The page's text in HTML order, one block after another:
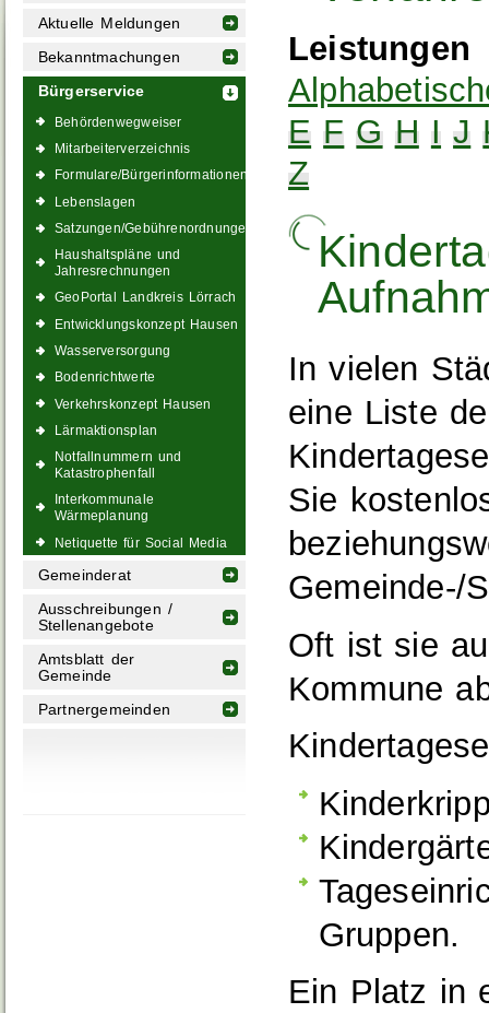
Aktuelle Meldungen
Bekanntmachungen
Bürgerservice
Behördenwegweiser
Mitarbeiterverzeichnis
Formulare/Bürgerinformationen
Lebenslagen
Satzungen/Gebührenordnungen
Haushaltspläne und
Jahresrechnungen
GeoPortal Landkreis Lörrach
Entwicklungskonzept Hausen
Wasserversorgung
Bodenrichtwerte
Verkehrskonzept Hausen
Lärmaktionsplan
Notfallnummern und
Katastrophenfall
Interkommunale
Wärmeplanung
Netiquette für Social Media
Gemeinderat
Ausschreibungen /
Stellenangebote
Amtsblatt der
Gemeinde
Partnergemeinden
Leistungen
E F G H I J
Z
In vielen
eine Liste
Sie
Gemeinde-/
Oft ist sie
Kommune
Gruppen.
Ein Platz in